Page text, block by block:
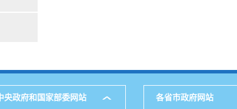
央政府和国家部委网站 各省市政府网站